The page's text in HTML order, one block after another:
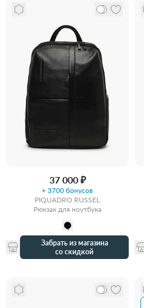
37 000 ₽
+ 3700 бонусов
PIQUADRO RUSSEL
Рюкзак для ноутбука
Забрать из магазина
со скидкой